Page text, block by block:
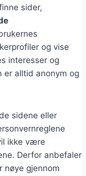
sider,
og vise
interesser og
er alltid anonym og
sidene eller
ikke være
Derfor anbefaler
nøye gjennom